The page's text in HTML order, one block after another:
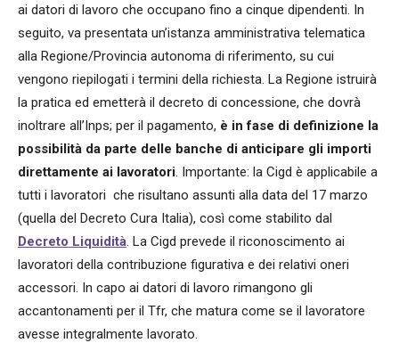
ai datori di lavoro che occupano fino a cinque dipendenti. In
seguito, va presentata un’istanza amministrativa telematica
alla Regione/Provincia autonoma di riferimento, su cui
vengono riepilogati i termini della richiesta. La Regione istruirà
la pratica ed emetterà il decreto di concessione, che dovrà
inoltrare all’Inps; per il pagamento, è in fase di definizione la
possibilità da parte delle banche di anticipare gli importi
direttamente ai lavoratori. Importante: la Cigd è applicabile a
tutti i lavoratori che risultano assunti alla data del 17 marzo
(quella del Decreto Cura Italia), così come stabilito dal
Decreto Liquidità. La Cigd prevede il riconoscimento ai
lavoratori della contribuzione figurativa e dei relativi oneri
accessori. In capo ai datori di lavoro rimangono gli
accantonamenti per il Tfr, che matura come se il lavoratore
avesse integralmente lavorato.